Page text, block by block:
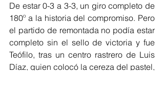
De estar 0-3 a 3-3, un giro completo de
180º a la historia del compromiso. Pero
el partido de remontada no podía estar
completo sin el sello de victoria y fue
Teófilo, tras un centro rastrero de Luis
Díaz, quien colocó la cereza del pastel,